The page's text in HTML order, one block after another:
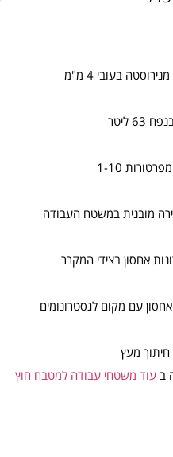
בעובי 4 מ"מ
ליטר
1-10
מובנית במשטח העבודה
אחסון בצידי המקרר
עם מקום לגסטרונומים
מעץ
ב עוד משטחי עבודה למטבח חוץ